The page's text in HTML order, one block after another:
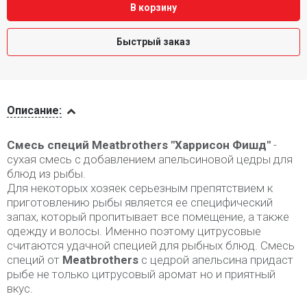
В корзину
Быстрый заказ
Описание:
Смесь специй Meatbrothers "Харрисон Фишд" -
сухая смесь с добавлением апельсиновой цедры для
блюд из рыбы.
Для некоторых хозяек серьезным препятствием к
приготовлению рыбы является ее специфический
запах, который пропитывает все помещение, а также
одежду и волосы. Именно поэтому цитрусовые
считаются удачной специей для рыбных блюд. Смесь
специй от Meatbrothers с цедрой апельсина придаст
рыбе не только цитрусовый аромат но и приятный
вкус.